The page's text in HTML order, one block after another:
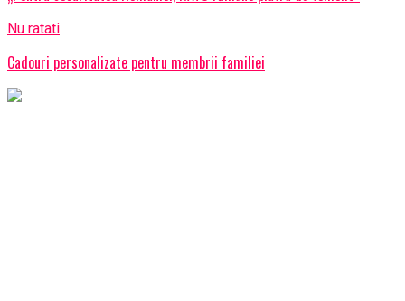
Nu ratati
Cadouri personalizate pentru membrii familiei